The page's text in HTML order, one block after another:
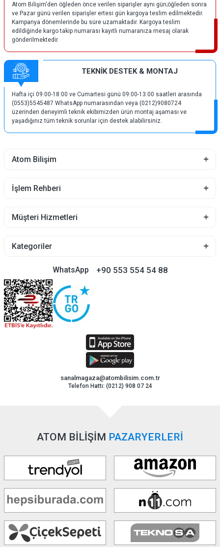
Atom Bilişim'den öğleden önce verilen siparişler aynı gün;öğleden sonra
ve Pazar günü verilen siparişler ertesi gün kargoya teslim edilmektedir.
Kampanya dönemlerinde bu süre uzamaktadır. Kargoya teslim
edildiğinde kargo takip numarası kayıtlı numaranıza mesaj olarak
gönderilmektedir.
TEKNİK DESTEK & MONTAJ
Hafta içi 09:00-18:00 ve Cumartesi günü 09:00-13:00 saatleri arasında
(0553)5545487 WhatsApp numarasından veya (0212)9080724
üzerinden deneyimli teknik ekibimizden ürün montaj aşaması ve
yaşadığınız tüm teknik sorunlar için destek alabilirsiniz.
Atom Bilişim
İşlem Rehberi
Müşteri Hizmetleri
Kategoriler
WhatsApp +90 553 554 54 88
sanalmagaza@atombilisim.com.tr
Telefon Hattı: (0212) 908 07 24
ATOM BİLİŞİM PAZARYERLERİ